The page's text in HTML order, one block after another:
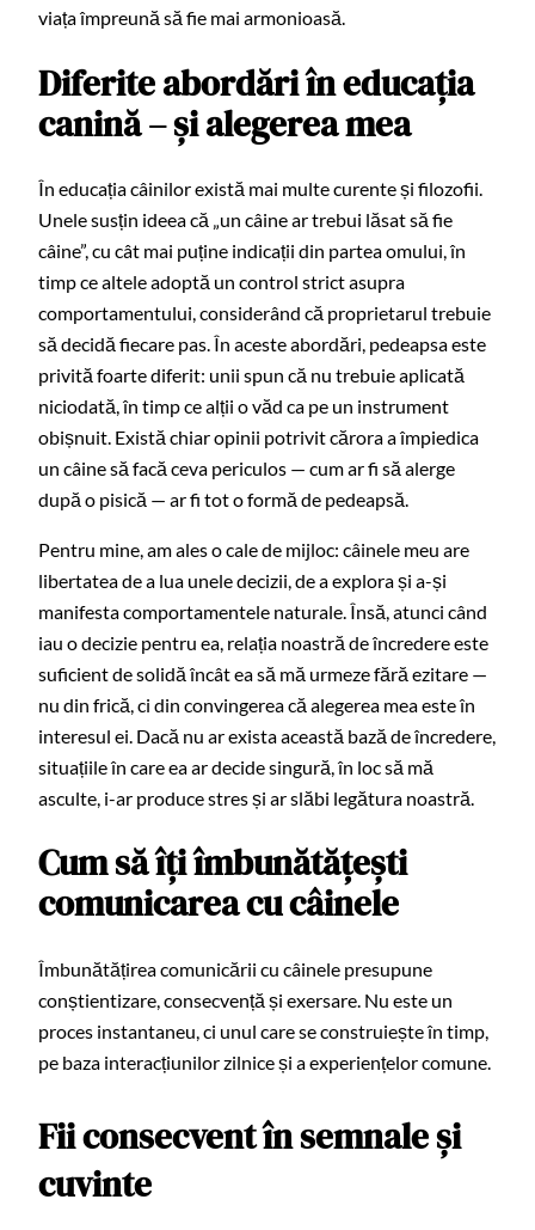
viața împreună să fie mai armonioasă.
Diferite abordări în educația
canină – și alegerea mea
În educația câinilor există mai multe curente și filozofii.
Unele susțin ideea că „un câine ar trebui lăsat să fie
câine”, cu cât mai puține indicații din partea omului, în
timp ce altele adoptă un control strict asupra
comportamentului, considerând că proprietarul trebuie
să decidă fiecare pas. În aceste abordări, pedeapsa este
privită foarte diferit: unii spun că nu trebuie aplicată
niciodată, în timp ce alții o văd ca pe un instrument
obișnuit. Există chiar opinii potrivit cărora a împiedica
un câine să facă ceva periculos — cum ar fi să alerge
după o pisică — ar fi tot o formă de pedeapsă.
Pentru mine, am ales o cale de mijloc: câinele meu are
libertatea de a lua unele decizii, de a explora și a-și
manifesta comportamentele naturale. Însă, atunci când
iau o decizie pentru ea, relația noastră de încredere este
suficient de solidă încât ea să mă urmeze fără ezitare —
nu din frică, ci din convingerea că alegerea mea este în
interesul ei. Dacă nu ar exista această bază de încredere,
situațiile în care ea ar decide singură, în loc să mă
asculte, i-ar produce stres și ar slăbi legătura noastră.
Cum să îți îmbunătățești
comunicarea cu câinele
Îmbunătățirea comunicării cu câinele presupune
conștientizare, consecvență și exersare. Nu este un
proces instantaneu, ci unul care se construiește în timp,
pe baza interacțiunilor zilnice și a experiențelor comune.
Fii consecvent în semnale și
cuvinte